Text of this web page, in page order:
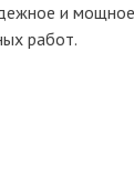
и
работ.